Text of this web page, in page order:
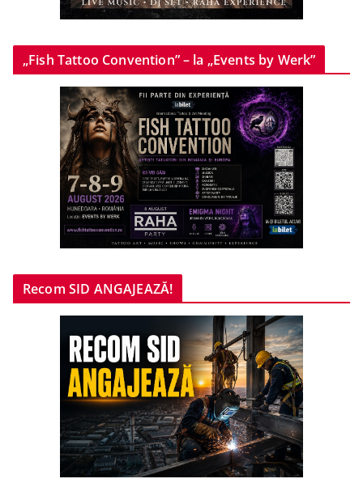
„Fish Tattoo Convention” – la „Events by Werk”
Recom SID ANGAJEAZĂ!